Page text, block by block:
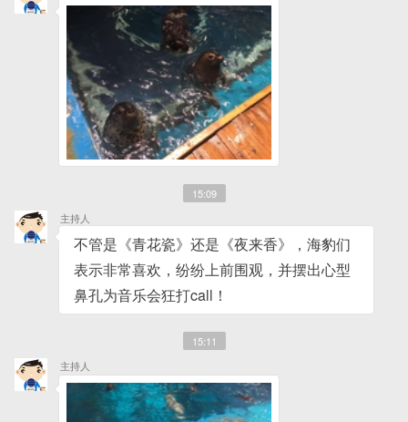
15:09
主持人
不管是《青花瓷》还是《夜来香》，海豹们
表示非常喜欢，纷纷上前围观，并摆出心型
鼻孔为音乐会狂打call！
15:11
主持人